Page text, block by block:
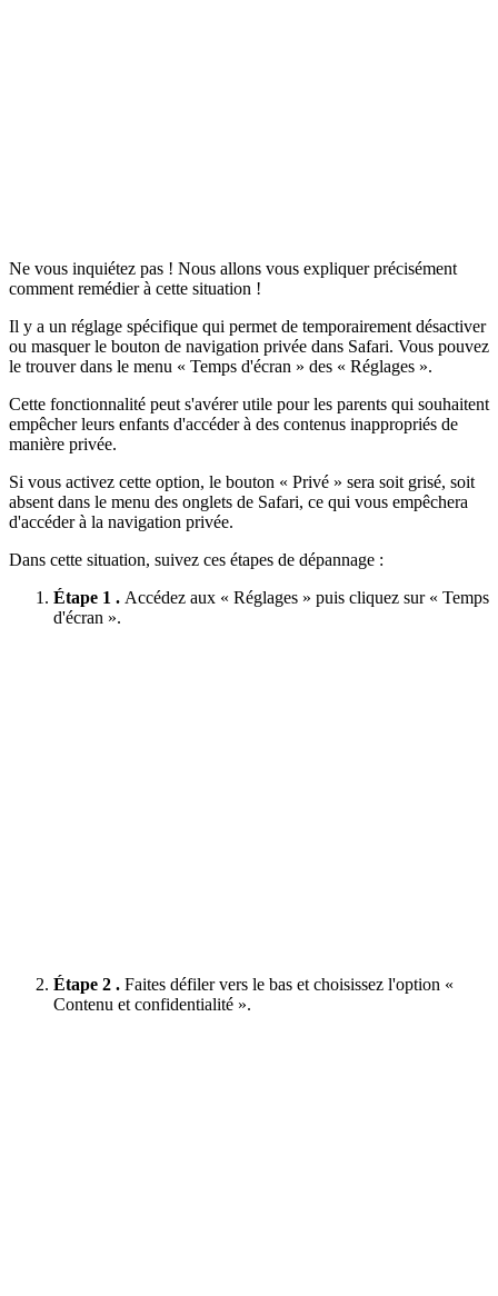
Ne vous inquiétez pas ! Nous allons vous expliquer précisément
comment remédier à cette situation !
Il y a un réglage spécifique qui permet de temporairement désactiver
ou masquer le bouton de navigation privée dans Safari. Vous pouvez
le trouver dans le menu « Temps d'écran » des « Réglages ».
Cette fonctionnalité peut s'avérer utile pour les parents qui souhaitent
empêcher leurs enfants d'accéder à des contenus inappropriés de
manière privée.
Si vous activez cette option, le bouton « Privé » sera soit grisé, soit
absent dans le menu des onglets de Safari, ce qui vous empêchera
d'accéder à la navigation privée.
Dans cette situation, suivez ces étapes de dépannage :
Étape 1 . Accédez aux « Réglages » puis cliquez sur « Temps
d'écran ».
Étape 2 . Faites défiler vers le bas et choisissez l'option «
Contenu et confidentialité ».